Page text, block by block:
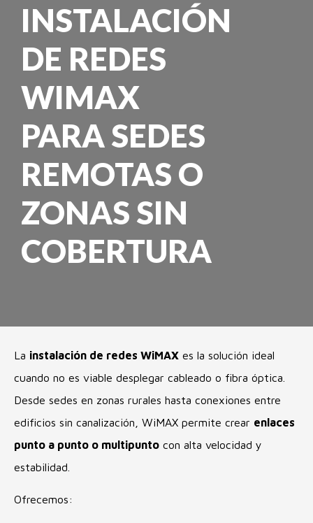
INSTALACIÓN
DE REDES
WIMAX
PARA SEDES
REMOTAS O
ZONAS SIN
COBERTURA
La instalación de redes WiMAX es la solución ideal
cuando no es viable desplegar cableado o fibra óptica.
Desde sedes en zonas rurales hasta conexiones entre
edificios sin canalización, WiMAX permite crear enlaces
punto a punto o multipunto con alta velocidad y
estabilidad.
Ofrecemos: